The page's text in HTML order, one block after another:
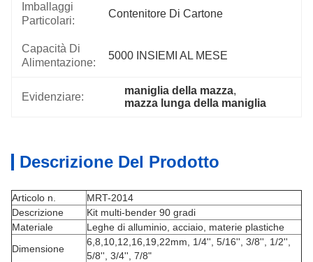
Imballaggi
Particolari:
Contenitore Di Cartone
Capacità Di
Alimentazione:
5000 INSIEMI AL MESE
Evidenziare:
maniglia della mazza,
mazza lunga della maniglia
Descrizione Del Prodotto
Articolo n.
MRT-2014
Descrizione
Kit multi-bender 90 gradi
Materiale
Leghe di alluminio, acciaio, materie plastiche
Dimensione
6,8,10,12,16,19,22mm, 1/4'', 5/16'', 3/8'', 1/2'',
5/8'', 3/4'', 7/8"